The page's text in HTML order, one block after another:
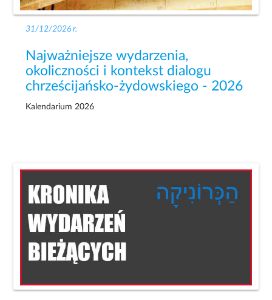
31/12/2026 r.
Najważniejsze wydarzenia,
okoliczności i kontekst dialogu
chrześcijańsko-żydowskiego - 2026
Kalendarium 2026